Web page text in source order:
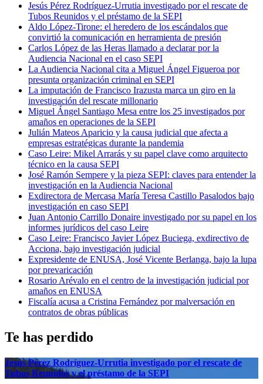
Jesús Pérez Rodríguez-Urrutia investigado por el rescate de
Tubos Reunidos y el préstamo de la SEPI
Aldo López-Tirone: el heredero de los escándalos que
convirtió la comunicación en herramienta de presión
Carlos López de las Heras llamado a declarar por la
Audiencia Nacional en el caso SEPI
La Audiencia Nacional cita a Miguel Ángel Figueroa por
presunta organización criminal en SEPI
La imputación de Francisco Irazusta marca un giro en la
investigación del rescate millonario
Miguel Ángel Santiago Mesa entre los 25 investigados por
amaños en operaciones de la SEPI
Julián Mateos Aparicio y la causa judicial que afecta a
empresas estratégicas durante la pandemia
Caso Leire: Mikel Arrarás y su papel clave como arquitecto
técnico en la causa SEPI
José Ramón Sempere y la pieza SEPI: claves para entender la
investigación en la Audiencia Nacional
Exdirectora de Mercasa María Teresa Castillo Pasalodos bajo
investigación en caso SEPI
Juan Antonio Carrillo Donaire investigado por su papel en los
informes jurídicos del caso Leire
Caso Leire: Francisco Javier López Buciega, exdirectivo de
Acciona, bajo investigación judicial
Expresidente de ENUSA, José Vicente Berlanga, bajo la lupa
por prevaricación
Rosario Arévalo en el centro de la investigación judicial por
amaños en ENUSA
Fiscalía acusa a Cristina Fernández por malversación en
contratos de obras públicas
Te has perdido
Jesús Pérez Rodríguez-Urrutia investigado por el rescate de
Tubos Reunidos y el préstamo de la SEPI